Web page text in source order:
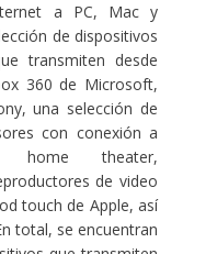
a PC, Mac y
de dispositivos
transmiten desde
360 de Microsoft,
una selección de
con conexión a
home theater,
de video
touch de Apple, así
total, se encuentran